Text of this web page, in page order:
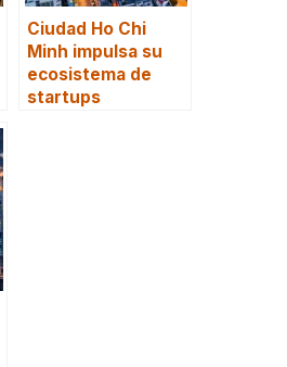
Ciudad Ho Chi
Minh impulsa su
ecosistema de
startups